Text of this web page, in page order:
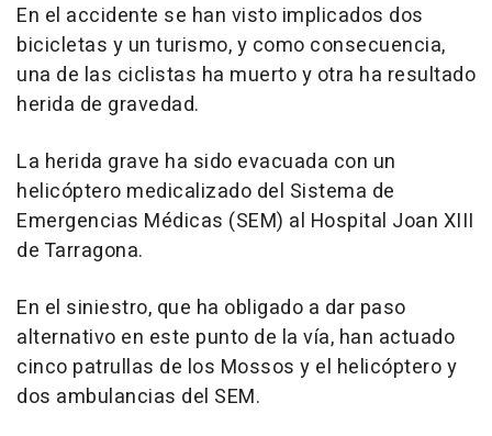
En el accidente se han visto implicados dos
bicicletas y un turismo, y como consecuencia,
una de las ciclistas ha muerto y otra ha resultado
herida de gravedad.
La herida grave ha sido evacuada con un
helicóptero medicalizado del Sistema de
Emergencias Médicas (SEM) al Hospital Joan XIII
de Tarragona.
En el siniestro, que ha obligado a dar paso
alternativo en este punto de la vía, han actuado
cinco patrullas de los Mossos y el helicóptero y
dos ambulancias del SEM.